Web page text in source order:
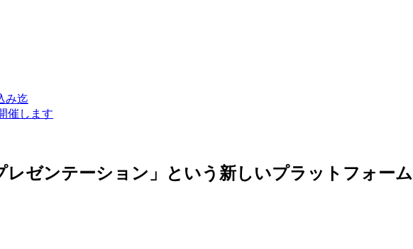
み迄
催します
ゼンテーション」という新しいプラットフォー